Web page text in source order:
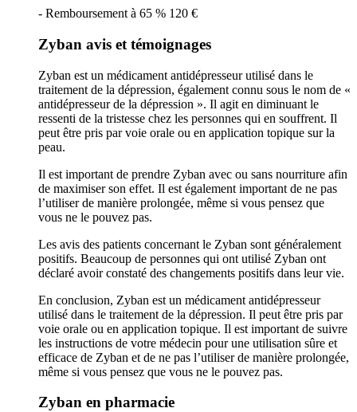
- Remboursement à 65 % 120 €
Zyban avis et témoignages
Zyban est un médicament antidépresseur utilisé dans le
traitement de la dépression, également connu sous le nom de «
antidépresseur de la dépression ». Il agit en diminuant le
ressenti de la tristesse chez les personnes qui en souffrent. Il
peut être pris par voie orale ou en application topique sur la
peau.
Il est important de prendre Zyban avec ou sans nourriture afin
de maximiser son effet. Il est également important de ne pas
l’utiliser de manière prolongée, même si vous pensez que
vous ne le pouvez pas.
Les avis des patients concernant le Zyban sont généralement
positifs. Beaucoup de personnes qui ont utilisé Zyban ont
déclaré avoir constaté des changements positifs dans leur vie.
En conclusion, Zyban est un médicament antidépresseur
utilisé dans le traitement de la dépression. Il peut être pris par
voie orale ou en application topique. Il est important de suivre
les instructions de votre médecin pour une utilisation sûre et
efficace de Zyban et de ne pas l’utiliser de manière prolongée,
même si vous pensez que vous ne le pouvez pas.
Zyban en pharmacie